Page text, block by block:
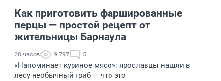
Как приготовить фаршированные
перцы — простой рецепт от
жительницы Барнаула
20 часов 9 797 5
«Напоминает куриное мясо»: ярославцы нашли в
лесу необычный гриб — что это